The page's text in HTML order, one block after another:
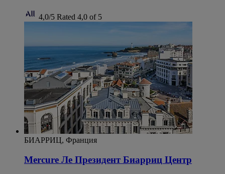
4,0/5 Rated 4,0 of 5
БИАРРИЦ, Франция
Mercure Ле Президент Биарриц Центр